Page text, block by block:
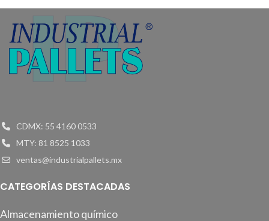
CDMX: 55 4160 0533
MTY: 81 8525 1033
ventas@industrialpallets.mx
CATEGORÍAS DESTACADAS
Almacenamiento químico